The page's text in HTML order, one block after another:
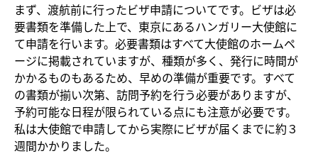
まず、渡航前に行ったビザ申請についてです。ビザは必
要書類を準備した上で、東京にあるハンガリー大使館に
て申請を行います。必要書類はすべて大使館のホームペ
ージに掲載されていますが、種類が多く、発行に時間が
かかるものもあるため、早めの準備が重要です。すべて
の書類が揃い次第、訪問予約を行う必要がありますが、
予約可能な日程が限られている点にも注意が必要です。
私は大使館で申請してから実際にビザが届くまでに約３
週間かかりました。